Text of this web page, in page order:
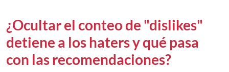
¿Ocultar el conteo de "dislikes"
detiene a los haters y qué pasa
con las recomendaciones?